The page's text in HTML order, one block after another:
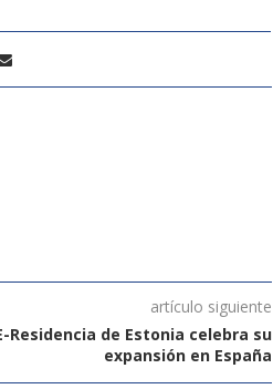
artículo siguiente
Residencia de Estonia celebra su
expansión en España